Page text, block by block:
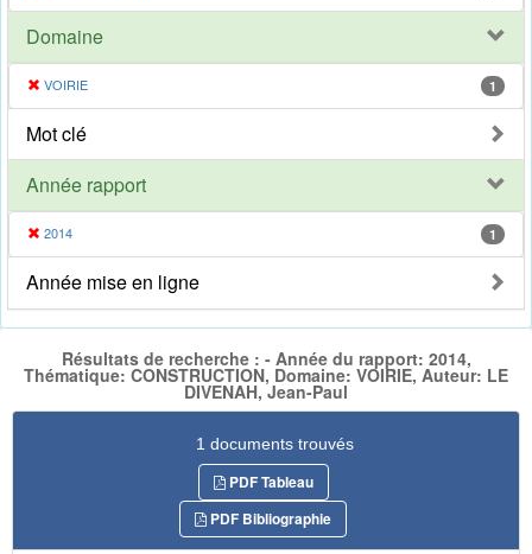
Domaine
VOIRIE 1
Mot clé
Année rapport
2014 1
Année mise en ligne
Résultats de recherche : - Année du rapport: 2014,
Thématique: CONSTRUCTION, Domaine: VOIRIE, Auteur: LE
DIVENAH, Jean-Paul
1 documents trouvés
PDF Tableau
PDF Bibliographie